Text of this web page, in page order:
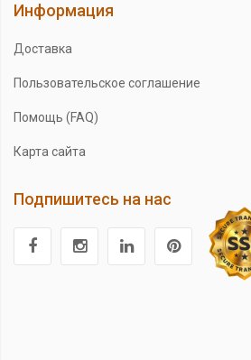
Информация
Доставка
Пользовательское соглашение
Помощь (FAQ)
Карта сайта
Подпишитесь на нас